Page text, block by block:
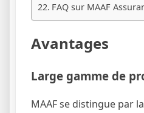
FAQ sur MAAF
Avantages
Large gamme de
MAAF se distingue par